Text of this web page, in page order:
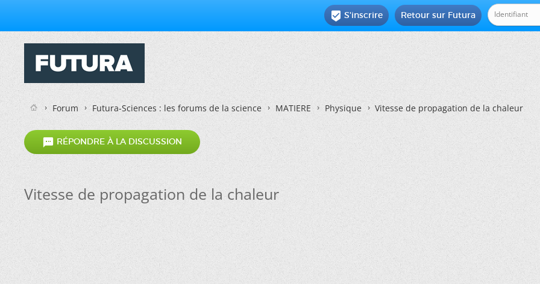
Retour sur Futura
 S'inscrire
Forum Futura-Sciences : les forums de la science MATIERE Physique Vitesse de propagation de la chaleur
 RÉPONDRE À LA DISCUSSION
Vitesse de propagation de la chaleur